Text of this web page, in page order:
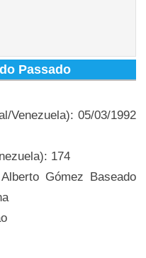
Passado
Venezuela): 05/03/1992
174
Gómez Baseado